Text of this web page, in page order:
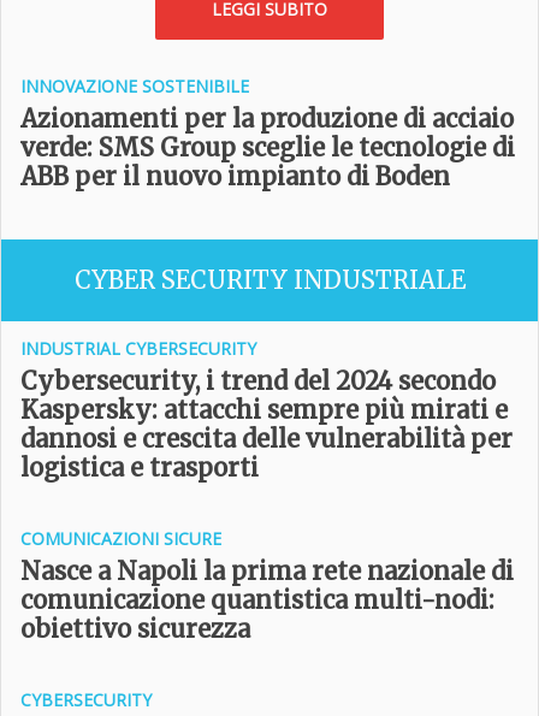
LEGGI SUBITO
INNOVAZIONE SOSTENIBILE
Azionamenti per la produzione di acciaio
verde: SMS Group sceglie le tecnologie di
ABB per il nuovo impianto di Boden
CYBER SECURITY INDUSTRIALE
INDUSTRIAL CYBERSECURITY
Cybersecurity, i trend del 2024 secondo
Kaspersky: attacchi sempre più mirati e
dannosi e crescita delle vulnerabilità per
logistica e trasporti
COMUNICAZIONI SICURE
Nasce a Napoli la prima rete nazionale di
comunicazione quantistica multi-nodi:
obiettivo sicurezza
CYBERSECURITY